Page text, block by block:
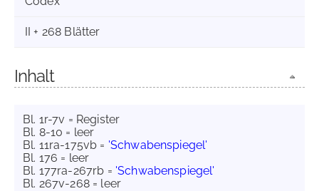
II + 268 Blätter
Inhalt
Bl. 1r-7v = Register
Bl. 8-10 = leer
Bl. 11ra-175vb = 'Schwabenspiegel'
Bl. 176 = leer
Bl. 177ra-267rb = 'Schwabenspiegel'
Bl. 267v-268 = leer